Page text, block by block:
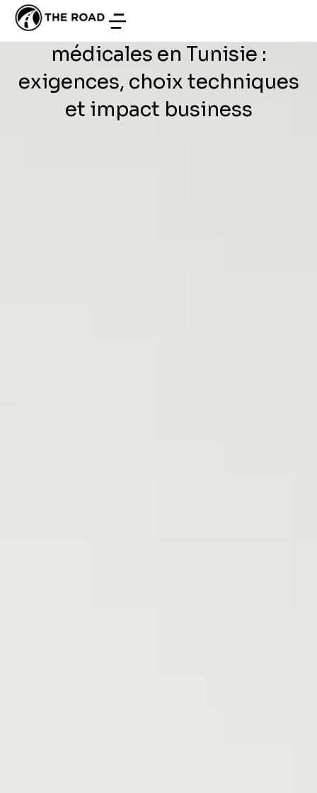
DÉVELOPPEMENT WEB
laboratoire d’analyses
médicales en Tunisie :
exigences, choix techniques
et impact business